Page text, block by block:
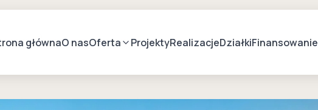
głównaO nasOferta ProjektyRealizacjeDziałkiFinansowanie